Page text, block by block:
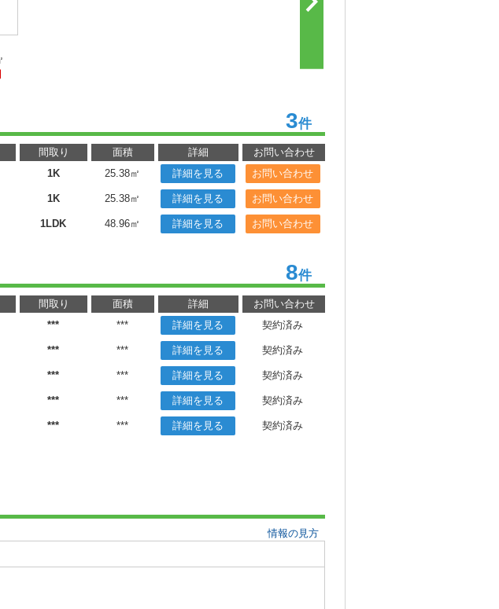
3件
間取り 面積 詳細
お問い合わせ
1K 25.38㎡ 詳細を見る お問い合わせ
1K 25.38㎡ 詳細を見る お問い合わせ
1LDK 48.96㎡ 詳細を見る お問い合わせ
8件
間取り 面積 詳細
お問い合わせ
*** *** 詳細を見る 契約済み
*** *** 詳細を見る 契約済み
*** *** 詳細を見る 契約済み
*** *** 詳細を見る 契約済み
*** *** 詳細を見る 契約済み
情報の見方